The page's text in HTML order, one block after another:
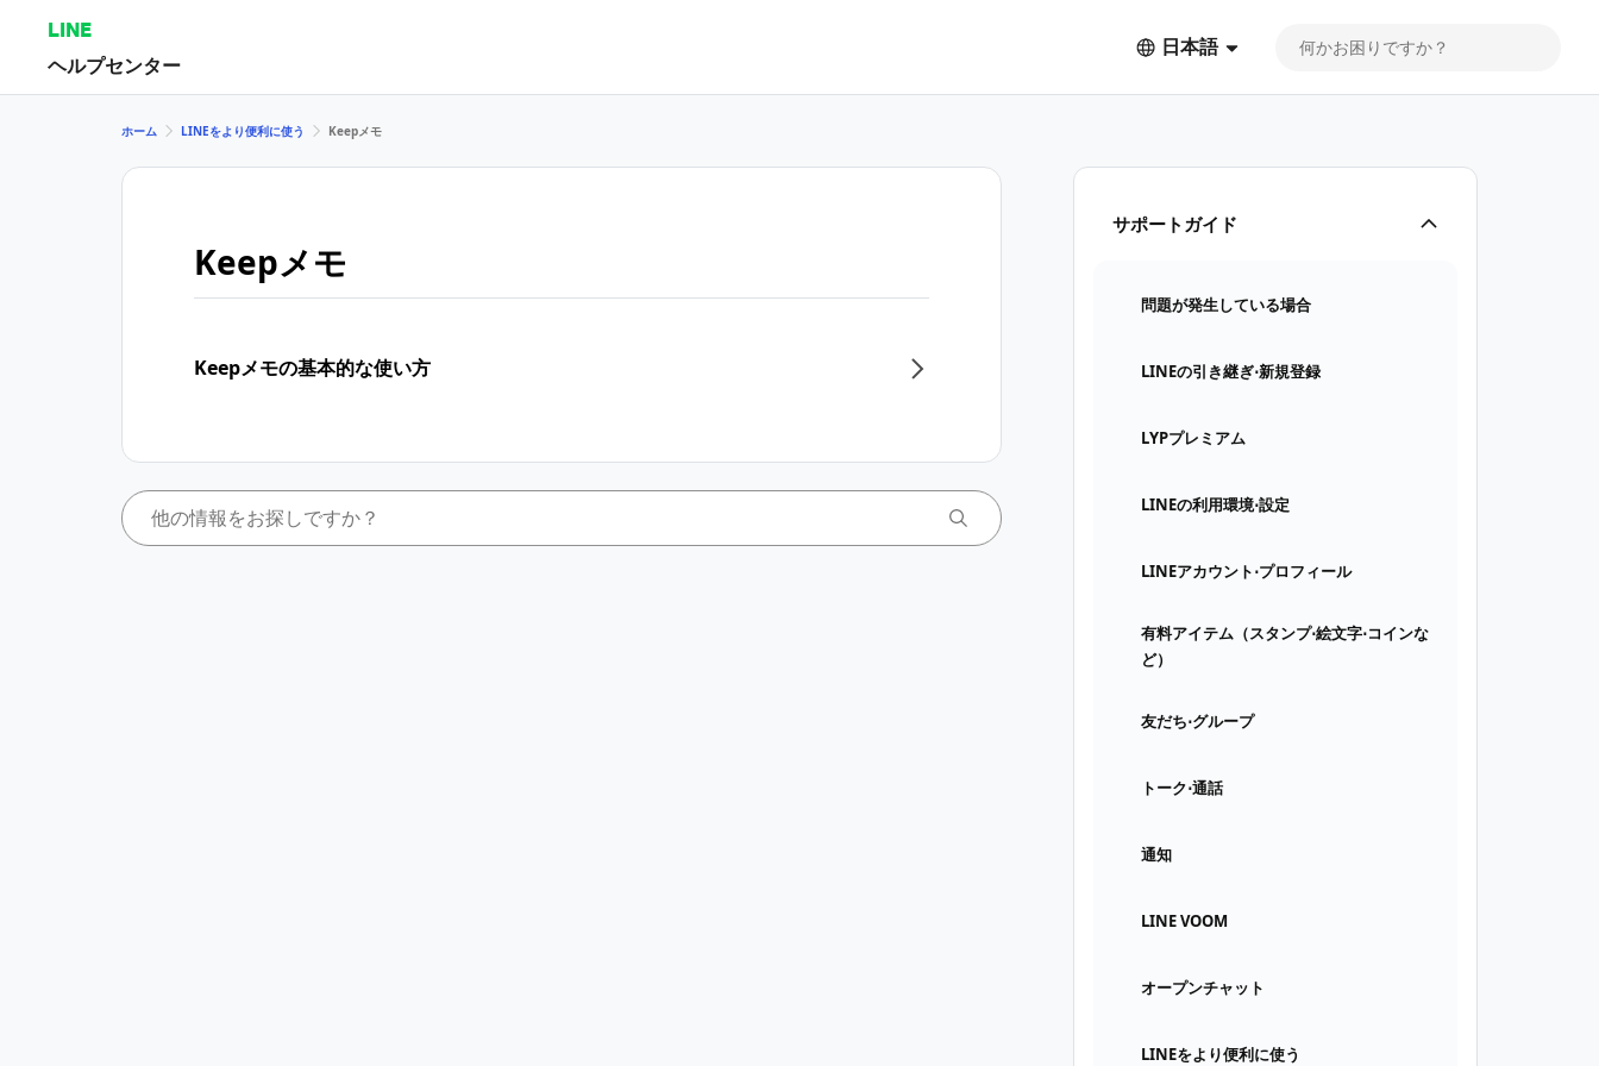
LINE
ヘルプセンター
日本語
サポートガイド
問題が発生している場合
LINEの引き継ぎ⋅新規登録
LYPプレミアム
LINEの利用環境⋅設定
LINEアカウント⋅プロフィール
有料アイテム（スタンプ⋅絵文字⋅コインな
ど）
友だち⋅グループ
トーク⋅通話
通知
LINE VOOM
オープンチャット
LINEをより便利に使う
ホーム LINEをより便利に使う Keepメモ
Keepメモ
Keepメモの基本的な使い方